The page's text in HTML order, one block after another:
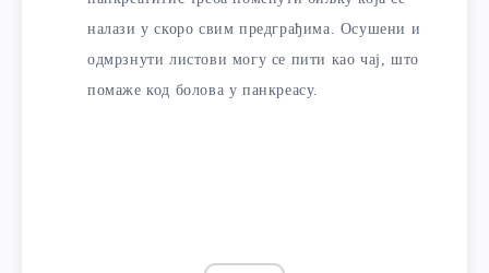
налази у скоро свим предграђима. Осушени и
одмрзнути листови могу се пити као чај, што
помаже код болова у панкреасу.